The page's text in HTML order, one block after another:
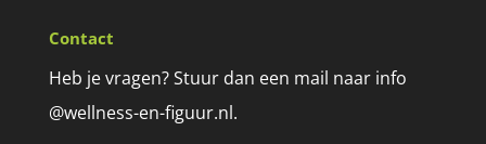
Contact
Heb je vragen? Stuur dan een mail naar info
@wellness-en-figuur.nl.